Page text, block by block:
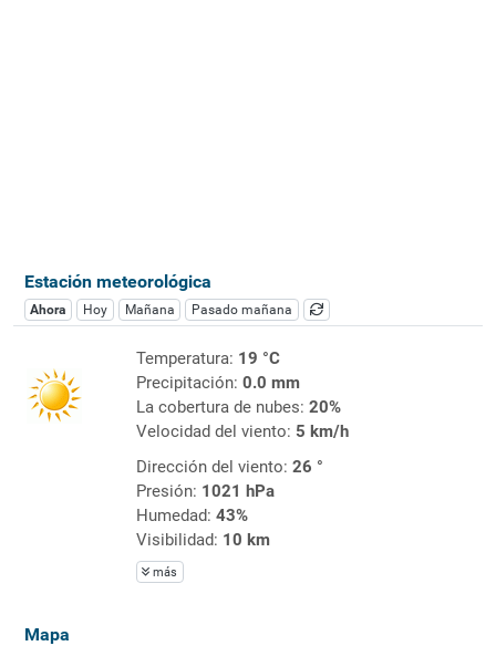
Estación meteorológica
Ahora Hoy Mañana Pasado mañana
Temperatura: 19 °C
Precipitación: 0.0 mm
La cobertura de nubes: 20%
Velocidad del viento: 5 km/h
Dirección del viento: 26 °
Presión: 1021 hPa
Humedad: 43%
Visibilidad: 10 km
más
Mapa